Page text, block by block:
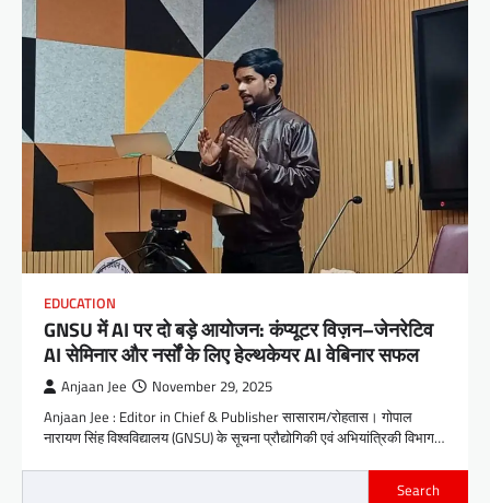
EDUCATION
GNSU में AI पर दो बड़े आयोजन: कंप्यूटर विज़न–जेनरेटिव
AI सेमिनार और नर्सों के लिए हेल्थकेयर AI वेबिनार सफल
Anjaan Jee November 29, 2025
Anjaan Jee : Editor in Chief & Publisher सासाराम/रोहतास। गोपाल
नारायण सिंह विश्वविद्यालय (GNSU) के सूचना प्रौद्योगिकी एवं अभियांत्रिकी विभाग…
Search